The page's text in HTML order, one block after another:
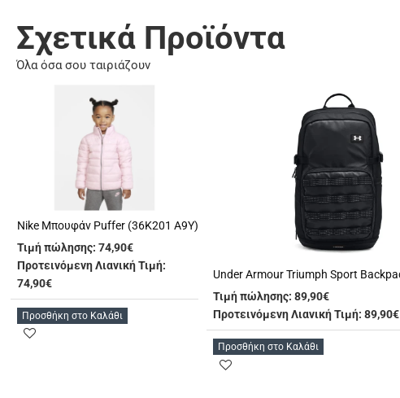
Σχετικά Προϊόντα
Όλα όσα σου ταιριάζουν
Nike Μπουφάν Puffer (36K201 A9Y)
Τιμή πώλησης: 74,90€
Προτεινόμενη Λιανική Τιμή:
74,90€
Προσθήκη στο Καλάθι
Τιμή πώλησης: 89,90€
Προτεινόμενη Λιανική Τιμή: 89,90€
Προσθήκη στο Καλάθι